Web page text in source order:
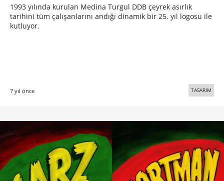
1993 yılında kurulan Medina Turgul DDB çeyrek asırlık
tarihini tüm çalışanlarını andığı dinamik bir 25. yıl logosu ile
kutluyor.
7 yıl önce TASARIM